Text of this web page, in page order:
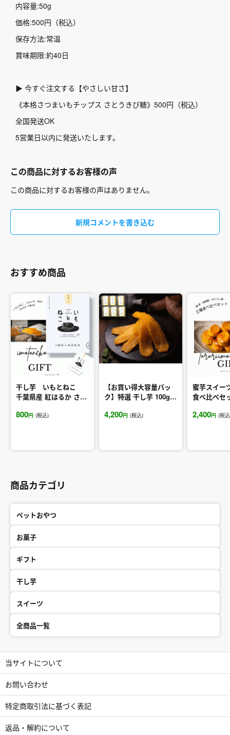
内容量:50g
価格:500円（税込）
保存方法:常温
賞味期限:約40日
▶ 今すぐ注文する【やさしい甘さ】
《本格さつまいもチップス さとうきび糖》500円（税込）
全国発送OK
5営業日以内に発送いたします。
この商品に対するお客様の声
この商品に対するお客様の声はありません。
新規コメントを書き込む
おすすめ商品
干し芋 いもとねこ
千葉県産 紅はるか さつ
800円 (税込)
【お買い得大容量パッ
ク】特選 干し芋 100g×
4,200円 (税込)
蜜芋スイー
食べ比べセ
蜜》千葉県
2,400円 (税
商品カテゴリ
ペットおやつ
お菓子
ギフト
干し芋
スイーツ
全商品一覧
当サイトについて
お問い合わせ
特定商取引法に基づく表記
返品・解約について